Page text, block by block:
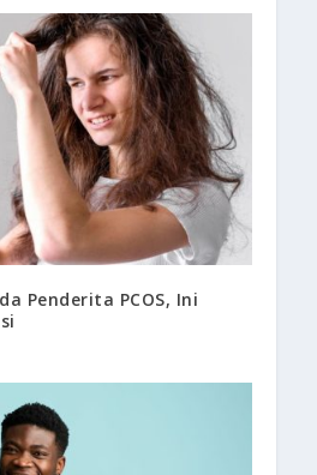
Penderita PCOS, Ini